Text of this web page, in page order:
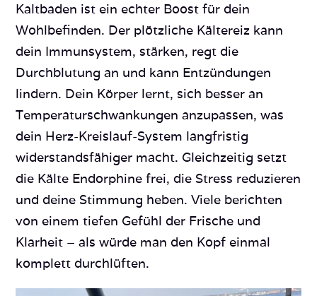
Kaltbaden ist ein echter Boost für dein
Wohlbefinden. Der plötzliche Kältereiz kann
dein Immunsystem, stärken, regt die
Durchblutung an und kann Entzündungen
lindern. Dein Körper lernt, sich besser an
Temperaturschwankungen anzupassen, was
dein Herz-Kreislauf-System langfristig
widerstandsfähiger macht. Gleichzeitig setzt
die Kälte Endorphine frei, die Stress reduzieren
und deine Stimmung heben. Viele berichten
von einem tiefen Gefühl der Frische und
Klarheit – als würde man den Kopf einmal
komplett durchlüften.